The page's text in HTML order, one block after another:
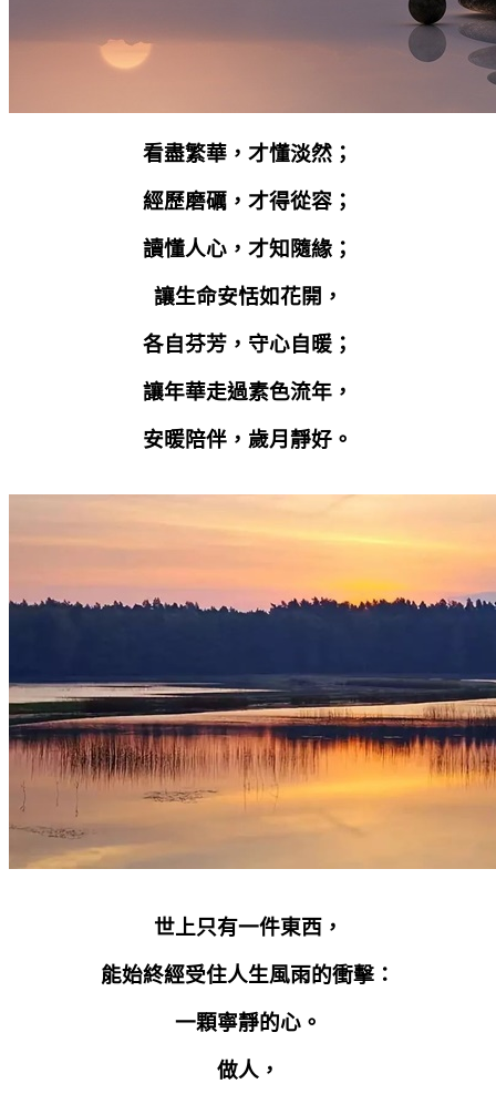
看盡繁華，才懂淡然；
經歷磨礪，才得從容；
讀懂人心，才知隨緣；
讓生命安恬如花開，
各自芬芳，守心自暖；
讓年華走過素色流年，
安暖陪伴，歲月靜好。
世上只有一件東西，
能始終經受住人生風雨的衝擊：
一顆寧靜的心。
做人，